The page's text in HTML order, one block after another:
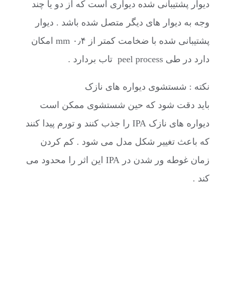
دیوار پشتیبانی شده دیواری است که از دو یا چند
وجه به دیوار های دیگر متصل شده باشد . دیوار
پشتیبانی شده با ضخامت کمتر از ۰٫۴ mm امکان
دارد در طی peel process تاب بردارد .
نکته : شستشوی دیواره های نازک
باید دقت شود که حین شستشوی ممکن است
دیواره های نازک IPA را جذب کنند و تورم پیدا کنند
که باعث تغییر شکل مدل می شود . کم کردن
زمان غوطه ور شدن در IPA این اثر را محدود می
کند .